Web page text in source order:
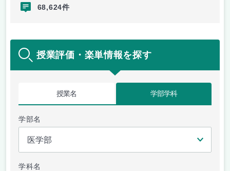
68,624件
授業評価・楽単情報を探す
授業名 学部学科
学部名
学科名